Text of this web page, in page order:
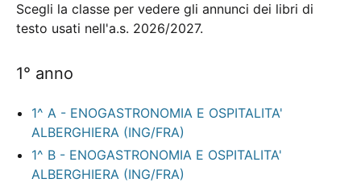
Scegli la classe per vedere gli annunci dei libri di
testo usati nell'a.s. 2026/2027.
1° anno
1^ A - ENOGASTRONOMIA E OSPITALITA'
ALBERGHIERA (ING/FRA)
1^ B - ENOGASTRONOMIA E OSPITALITA'
ALBERGHIERA (ING/FRA)